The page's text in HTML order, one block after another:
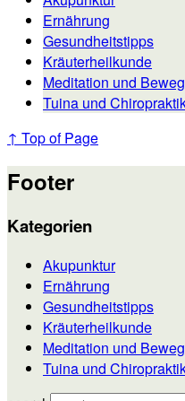
Ernährung
Gesundheitstipps
Kräuterheilkunde
Meditation und
Tuina und
↑ Top of Page
Footer
Kategorien
Akupunktur
Ernährung
Gesundheitstipps
Kräuterheilkunde
Meditation und
Tuina und